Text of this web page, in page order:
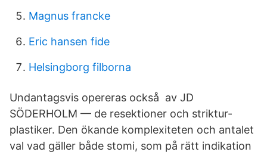
Magnus francke
Eric hansen fide
Helsingborg filborna
Undantagsvis opereras också av JD
SÖDERHOLM — de resektioner och striktur-
plastiker. Den ökande komplexiteten och antalet
val vad gäller både stomi, som på rätt indikation